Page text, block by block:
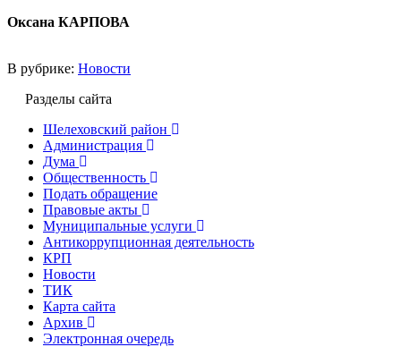
Оксана КАРПОВА
В рубрике: Новости
Разделы сайта
Шелеховский район
Администрация
Дума
Общественность
Подать обращение
Правовые акты
Муниципальные услуги
Антикоррупционная деятельность
КРП
Новости
ТИК
Карта сайта
Архив
Электронная очередь